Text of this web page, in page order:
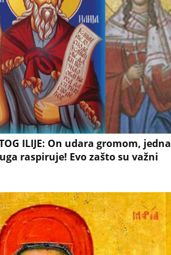
ILIJE: On udara gromom, jedna
raspiruje! Evo zašto su važni